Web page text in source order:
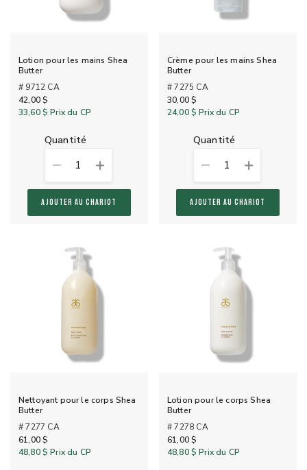
Lotion pour les mains Shea
Butter
# 9712 CA
42,00 $
33,60 $ Prix du CP
quantité
1
AJOUTER AU CHARIOT
Crème pour les mains Shea
Butter
# 7275 CA
30,00 $
24,00 $ Prix du CP
quantité
1
AJOUTER AU CHARIOT
Nettoyant pour le corps Shea
Butter
# 7277 CA
61,00 $
48,80 $ Prix du CP
Lotion pour le corps Shea
Butter
# 7278 CA
61,00 $
48,80 $ Prix du CP